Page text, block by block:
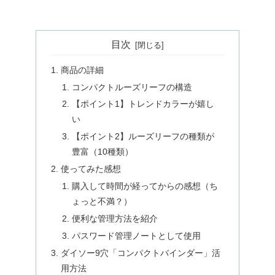
目次
商品の詳細
コンパクトルーズリーフの構造
【ポイント1】トレンドカラーが嬉し
い
【ポイント2】ルーズリーフの種類が
豊富（10種類）
使ってみた感想
購入して時間が経ってからの感想（ち
ょっと不満？）
便利な管理方法を紹介
パスワード管理ノートとして使用
ダイソー9穴「コンパクトバインダー」活
用方法